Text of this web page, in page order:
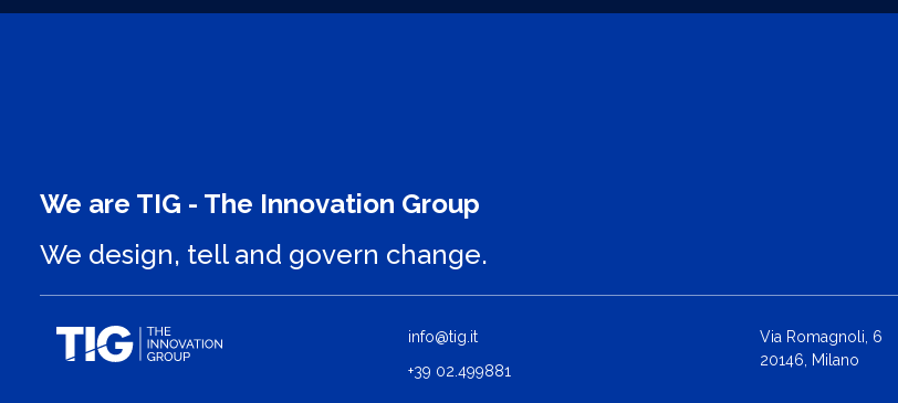
We are TIG - The Innovation Group
We design, tell and govern change.
info@tig.it
+39 02.499881
Via Romagnoli, 6
20146, Milano